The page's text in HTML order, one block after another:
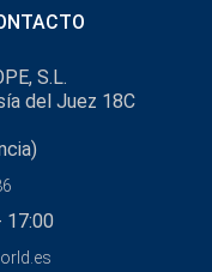
S.L.
del Juez 18C
17:00